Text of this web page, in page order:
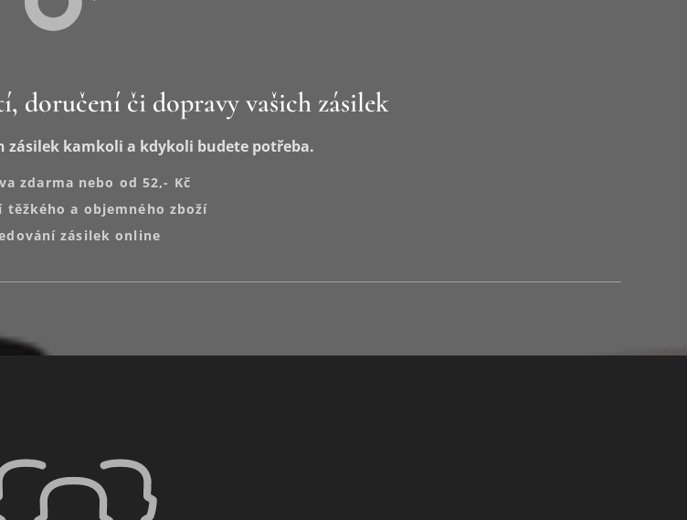
doručení či dopravy vašich zásilek
zásilek kamkoli a kdykoli budete potřeba.
zdarma nebo od 52,- Kč
těžkého a objemného zboží
zásilek online